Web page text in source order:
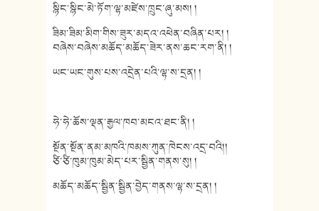
སྙིང་སྙིང་མེ་ཏོག་ལྷ་མཛེས་ཁྲུང་ཞུ་མས། །
ཟིམ་ཟིམ་མིག་གིས་ཟུར་མདའ་འཕེན་བཞིན་པར། །
བཞེས་བཞེས་མཆོད་མཆོད་ཟེར་ནས་ཆང་རག་ནི། །
ཡང་ཡང་གུས་པས་འདྲེན་པའི་ལྷ་ས་དྲན། །
ཧེ་ཧེ་ཆོས་ལྡན་རྒྱལ་ཁབ་མངའ་ཐང་ནི། །
སྔོན་སྔོན་ནམ་མཁའི་ཁམས་ཀུན་ཁེངས་འདྲ་བའི།།
ཙི་ཙི་ཁུམ་ཁུམ་མེད་པར་སྦྱིན་གནས་སུ། །
མཆོད་མཆོད་སྦྱིན་སྦྱིན་བྱེད་གནས་ལྷ་ས་དྲན། །